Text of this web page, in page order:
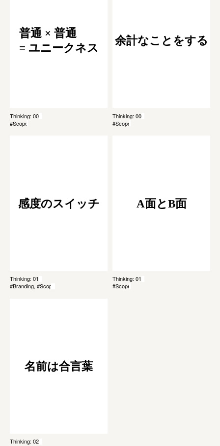
普通 × 普通
= ユニークネス
Thinking: 009
#Scope
余計なことをする
Thinking: 008
#Scope
感度のスイッチ
Thinking: 011
#Branding, #Scope
A面とB面
Thinking: 019
#Scope
名前は合言葉
Thinking: 021